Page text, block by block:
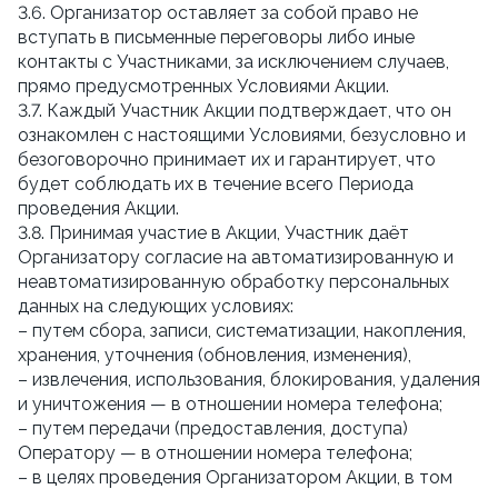
3.6. Организатор оставляет за собой право не
вступать в письменные переговоры либо иные
контакты с Участниками, за исключением случаев,
прямо предусмотренных Условиями Акции.
3.7. Каждый Участник Акции подтверждает, что он
ознакомлен с настоящими Условиями, безусловно и
безоговорочно принимает их и гарантирует, что
будет соблюдать их в течение всего Периода
проведения Акции.
3.8. Принимая участие в Акции, Участник даёт
Организатору согласие на автоматизированную и
неавтоматизированную обработку персональных
данных на следующих условиях:
– путем сбора, записи, систематизации, накопления,
хранения, уточнения (обновления, изменения),
– извлечения, использования, блокирования, удаления
и уничтожения — в отношении номера телефона;
– путем передачи (предоставления, доступа)
Оператору — в отношении номера телефона;
– в целях проведения Организатором Акции, в том